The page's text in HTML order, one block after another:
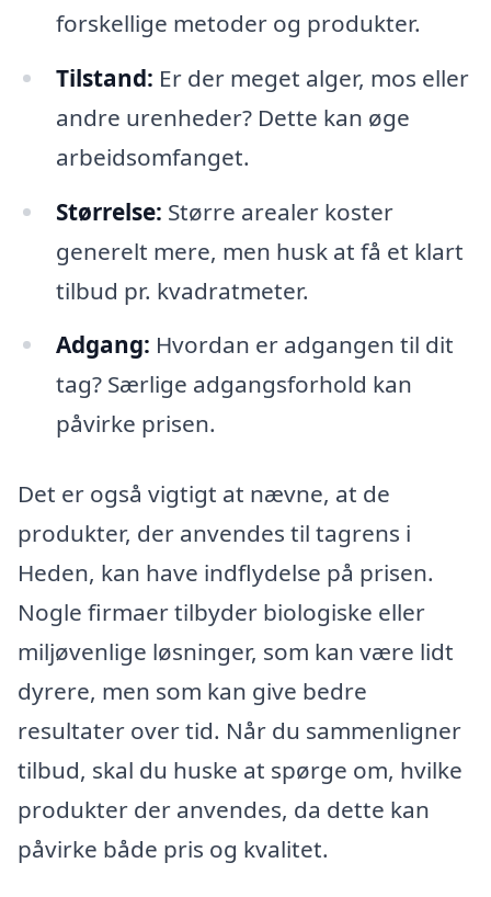
forskellige metoder og produkter.
Tilstand: Er der meget alger, mos eller
andre urenheder? Dette kan øge
arbeidsomfanget.
Størrelse: Større arealer koster
generelt mere, men husk at få et klart
tilbud pr. kvadratmeter.
Adgang: Hvordan er adgangen til dit
tag? Særlige adgangsforhold kan
påvirke prisen.
Det er også vigtigt at nævne, at de
produkter, der anvendes til tagrens i
Heden, kan have indflydelse på prisen.
Nogle firmaer tilbyder biologiske eller
miljøvenlige løsninger, som kan være lidt
dyrere, men som kan give bedre
resultater over tid. Når du sammenligner
tilbud, skal du huske at spørge om, hvilke
produkter der anvendes, da dette kan
påvirke både pris og kvalitet.